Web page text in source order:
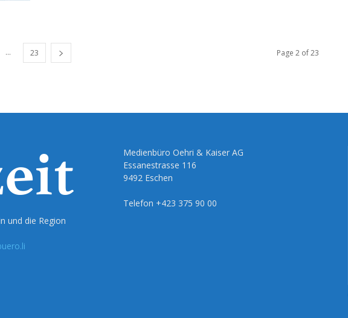
... 23 Page 2 of 23
und die Region
Medienbüro Oehri & Kaiser AG
Essanestrasse 116
9492 Eschen
Telefon +423 375 90 00